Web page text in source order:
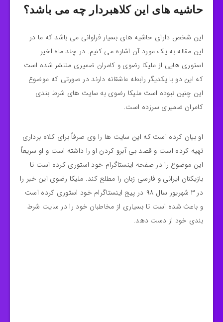
حاشیه های این کلاهبردار چه می باشد؟
این شخص دارای حاشیه های بسیار فراوانی می باشد که ما در
این مقاله به یک مورد آن اشاره می کنیم. در چند ماه اخیر
استوری هایی از ملیکا رضوی و کامران ضمیری منتشر شده است
که این دو با یکدیگر رابطه عاشقانه دارند در صورتی که موضوع
این چنین نبوده است ملیکا رضوی به سایت‌ های شرط‌ بندی
کامران ضمیری سرزده است.
او بیان کرده است که این سایت‌ ها را وی صرفاً برای کلاه برداری
تهیه کرده است و قصد بی آبرو کردن او را داشته است و او سریعاً
این موضوع را در صفحه اینستاگرام خود استوری کرده است تا
بازیکنان ایرانی و فارسی زبان را مطلع کند. ملیکا رضوی این خبر را
در ۳ شهریور سال ۹۸ در پیج اینستاگرام خود استوری کرده است
و باعث شده است تا بسیاری از مخاطبان خود را در سایت شرط
بندی خود از دست دهد.